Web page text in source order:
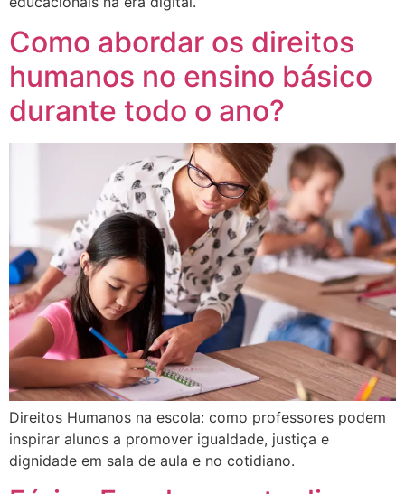
Como abordar os direitos
humanos no ensino básico
durante todo o ano?
Direitos Humanos na escola: como professores podem
inspirar alunos a promover igualdade, justiça e
dignidade em sala de aula e no cotidiano.